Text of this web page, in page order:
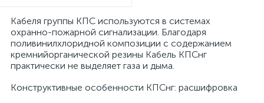
Кабеля группы КПС используются в системах
охранно-пожарной сигнализации. Благодаря
поливинилхлоридной композиции с содержанием
кремнийорганической резины Кабель КПСнг
практически не выделяет газа и дыма.
Конструктивные особенности КПСнг: расшифровка